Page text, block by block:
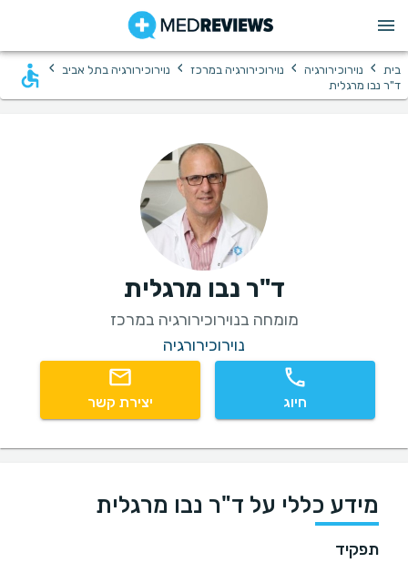
בית › נוירוכירורגיה › נוירוכירורגיה במרכז › נוירוכירורגיה בתל אביב ›
ד"ר נבו מרגלית
ד"ר נבו מרגלית
מומחה בנוירוכירורגיה במרכז
נוירוכירורגיה
חיוג יצירת קשר
מידע כללי על ד"ר נבו מרגלית
תפקיד